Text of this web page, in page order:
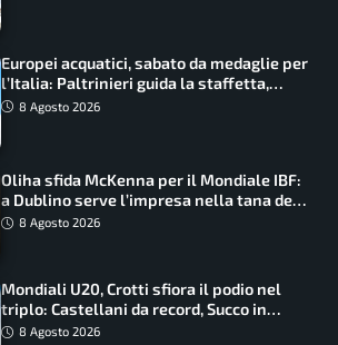
Europei acquatici, sabato da medaglie per
l’Italia: Paltrinieri guida la staffetta,
Barnabà sogna l’oro dalle grandi altezze
8 Agosto 2026
Oliha sfida McKenna per il Mondiale IBF:
a Dublino serve l’impresa nella tana del
lupo8 Agosto 2026
Mondiali U20, Crotti sfiora il podio nel
triplo: Castellani da record, Succo in
finale
8 Agosto 2026